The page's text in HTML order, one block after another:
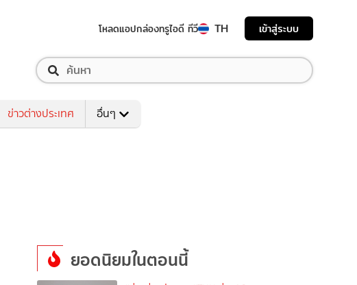
โหลดแอปกล่องทรูไอดี ทีวี TH เข้าสู่ระบบ
ข่าวต่างประเทศ อื่นๆ
ยอดนิยมในตอนนี้